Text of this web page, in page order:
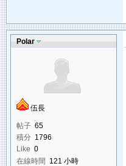
Polar
伍長
帖子 65
積分 1796
Like 0
在線時間 121 小時